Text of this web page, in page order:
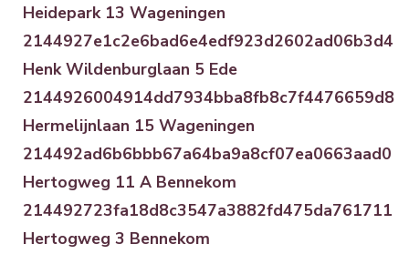
Heidepark 13 Wageningen
2144927e1c2e6bad6e4edf923d2602ad06b3d4
Henk Wildenburglaan 5 Ede
2144926004914dd7934bba8fb8c7f4476659d8
Hermelijnlaan 15 Wageningen
214492ad6b6bbb67a64ba9a8cf07ea0663aad0
Hertogweg 11 A Bennekom
214492723fa18d8c3547a3882fd475da761711
Hertogweg 3 Bennekom